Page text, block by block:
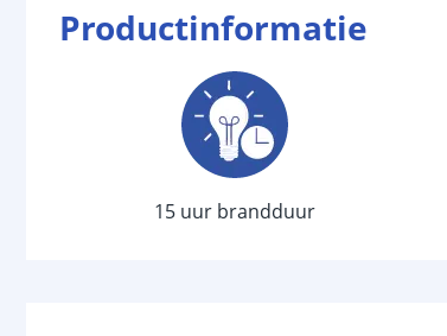
Productinformatie
15 uur brandduur